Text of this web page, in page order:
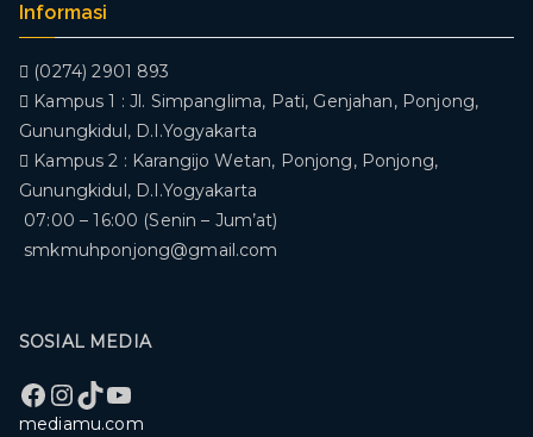
Informasi
(0274) 2901 893
Kampus 1 : Jl. Simpanglima, Pati, Genjahan, Ponjong,
Gunungkidul, D.I.Yogyakarta
Kampus 2 : Karangijo Wetan, Ponjong, Ponjong,
Gunungkidul, D.I.Yogyakarta
07:00 – 16:00 (Senin – Jum’at)
smkmuhponjong@gmail.com
SOSIAL MEDIA
Facebook
Instagram
TikTok
YouTube
mediamu.com